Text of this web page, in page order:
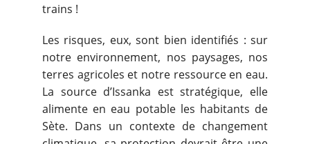
trains !
Les risques, eux, sont bien identifiés : sur
notre environnement, nos paysages, nos
terres agricoles et notre ressource en eau.
La source d’Issanka est stratégique, elle
alimente en eau potable les habitants de
Sète. Dans un contexte de changement